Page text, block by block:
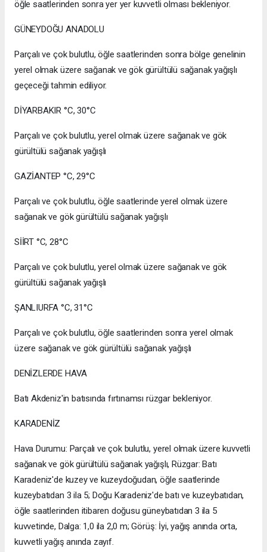
öğle saatlerinden sonra yer yer kuvvetli olması bekleniyor.
GÜNEYDOĞU ANADOLU
Parçalı ve çok bulutlu, öğle saatlerinden sonra bölge genelinin
yerel olmak üzere sağanak ve gök gürültülü sağanak yağışlı
geçeceği tahmin ediliyor.
DİYARBAKIR °C, 30°C
Parçalı ve çok bulutlu, yerel olmak üzere sağanak ve gök
gürültülü sağanak yağışlı
GAZİANTEP °C, 29°C
Parçalı ve çok bulutlu, öğle saatlerinde yerel olmak üzere
sağanak ve gök gürültülü sağanak yağışlı
SİİRT °C, 28°C
Parçalı ve çok bulutlu, yerel olmak üzere sağanak ve gök
gürültülü sağanak yağışlı
ŞANLIURFA °C, 31°C
Parçalı ve çok bulutlu, öğle saatlerinden sonra yerel olmak
üzere sağanak ve gök gürültülü sağanak yağışlı
DENİZLERDE HAVA
Batı Akdeniz'in batısında fırtınamsı rüzgar bekleniyor.
KARADENİZ
Hava Durumu: Parçalı ve çok bulutlu, yerel olmak üzere kuvvetli
sağanak ve gök gürültülü sağanak yağışlı, Rüzgar: Batı
Karadeniz'de kuzey ve kuzeydoğudan, öğle saatlerinde
kuzeybatıdan 3 ila 5; Doğu Karadeniz'de batı ve kuzeybatıdan,
öğle saatlerinden itibaren doğusu güneybatıdan 3 ila 5
kuvvetinde, Dalga: 1,0 ila 2,0 m; Görüş: İyi, yağış anında orta,
kuvvetli yağış anında zayıf.